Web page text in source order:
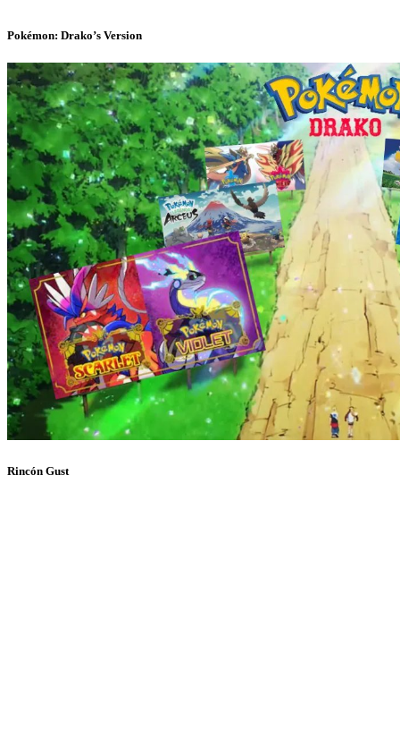
Pokémon: Drako’s Version
Rincón Gust